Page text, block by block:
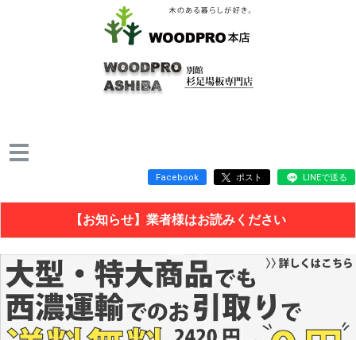
Facebook ポスト LINEで送る
【お知らせ】業者様はお読みください